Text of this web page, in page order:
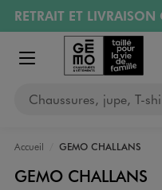
Aller au contenu principal
Aller à la navigation
RETRAIT ET LIVRAISON
Retours OFFERTS
PAYEZ EN 3x SANS FRAIS
RÉSERVATION GRATUITE
Afficher le menu
Chaussures, jupe, T-
Accueil GEMO CHALLANS
GEMO CHALLANS